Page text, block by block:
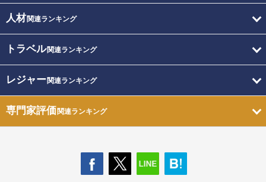
人材関連ランキング
トラベル関連ランキング
レジャー関連ランキング
専門家評価関連ランキング